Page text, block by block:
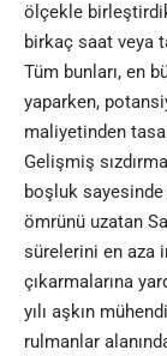
ölçekle
birkaç saat veya
Tüm bunları, en
yaparken,
maliyetinden
Gelişmiş
boşluk
ömrünü uzatan
sürelerini en aza
çıkarmalarına
yılı aşkın
rulmanlar